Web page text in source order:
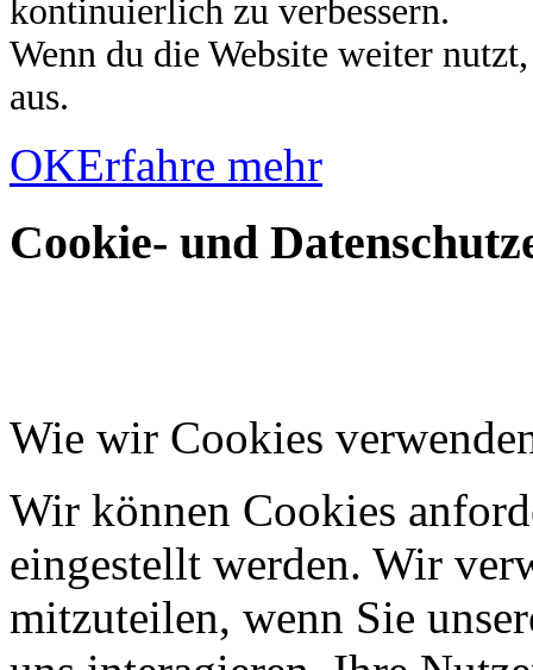
kontinuierlich zu verbessern.
Wenn du die Website weiter
aus.
OKErfahre mehr
Cookie- und
Wie wir Cookies
Wir können Cookies
eingestellt werden. Wir
mitzuteilen, wenn Sie